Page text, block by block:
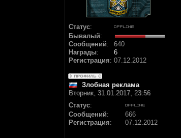
Статус:
Бывалый:
Сообщений:
640
Награды:
6
Регистрация: 07.12.2012
Злобная реклама
Вторник, 31.01.2017, 23:56
Статус:
Сообщений:
666
Регистрация: 07.12.2012